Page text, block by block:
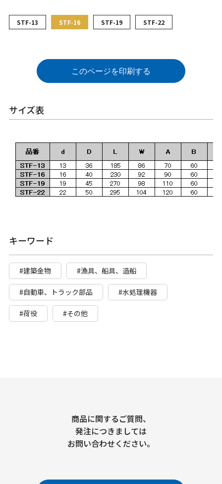
STF-13 STF-16 STF-19 STF-22
このページを印刷する
サイズ表
キーワード
#建築金物 #漁具、船具、造船
#自動車、トラック部品 #水処理機器
#荷役 #その他
商品に関するご質問、
発注につきましては
お問い合わせください。